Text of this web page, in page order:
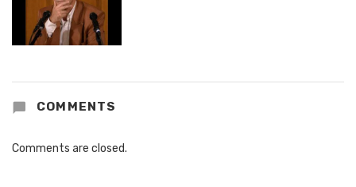
COMMENTS
Comments are closed.